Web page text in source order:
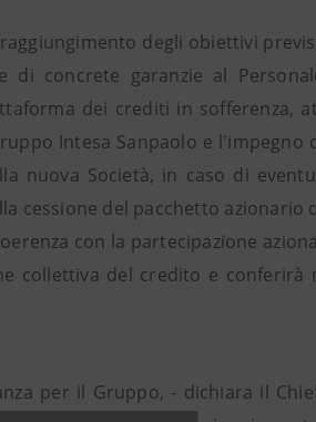
degli obiettivi
di concrete garanzie al
dei crediti in sofferenza,
Intesa Sanpaolo e l'impegno
nuova Società, in caso di
cessione del pacchetto azionario
con la partecipazione
collettiva del credito e conferirà
per il Gruppo, - dichiara il